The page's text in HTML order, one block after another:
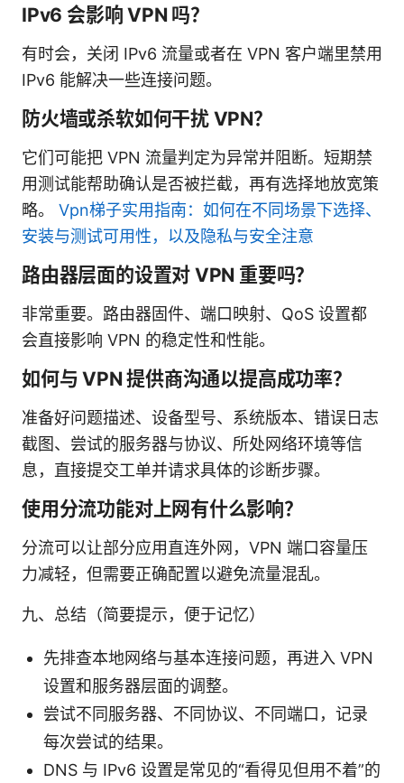
IPv6 会影响 VPN 吗？
有时会，关闭 IPv6 流量或者在 VPN 客户端里禁用
IPv6 能解决一些连接问题。
防火墙或杀软如何干扰 VPN？
它们可能把 VPN 流量判定为异常并阻断。短期禁
用测试能帮助确认是否被拦截，再有选择地放宽策
略。 Vpn梯子实用指南：如何在不同场景下选择、
安装与测试可用性，以及隐私与安全注意
路由器层面的设置对 VPN 重要吗？
非常重要。路由器固件、端口映射、QoS 设置都
会直接影响 VPN 的稳定性和性能。
如何与 VPN 提供商沟通以提高成功率？
准备好问题描述、设备型号、系统版本、错误日志
截图、尝试的服务器与协议、所处网络环境等信
息，直接提交工单并请求具体的诊断步骤。
使用分流功能对上网有什么影响？
分流可以让部分应用直连外网，VPN 端口容量压
力减轻，但需要正确配置以避免流量混乱。
九、总结（简要提示，便于记忆）
先排查本地网络与基本连接问题，再进入 VPN
设置和服务器层面的调整。
尝试不同服务器、不同协议、不同端口，记录
每次尝试的结果。
DNS 与 IPv6 设置是常见的“看得见但用不着”的